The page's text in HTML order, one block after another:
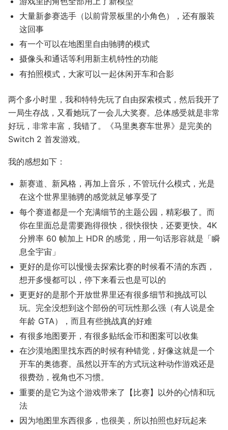
大量新参赛选手（以前背景板里的小角色），还有服装
这回事
有一个可以在地图里自由驰骋的模式
摄像头和通话等利用新主机特性的功能
有拍照模式，大家可以一起休闲开车和合影
两个多小时里，我和特特先玩了自由探索模式，然后我开了
一局生存战，又看她玩了一会儿大奖赛。总体感受就是非常
好玩，非常丰富，我错了。《马里奥赛车世界》是完美的
Switch 2 首发游戏。
我的感想如下：
新赛道、新风格，再加上音乐，不管玩什么模式，光是
在这个世界里驰骋的感觉就足够享受了
每个赛道都是一个充满细节的主题公园，精彩极了。而
你在里面总是需要跑得很快，很快很快，还要更快。4K
分辨率 60 帧加上 HDR 的感觉，用一句话形容就是「瞬
息全宇宙」
更好的是你可以慢慢去探索比赛的时候看不清的东西，
想开多慢都可以，停下来看云也是可以的
更更好的是那个开放世界里还有很多细节和挑战可以
玩。完全没想到这个部份的可玩性那么强（有人说是全
年龄 GTA），而且有些挑战真的好难
有很多地图要开，有很多贴纸金币和图案可以收集
在沙漠地图里找东西的时候有种错觉，好像这就是一个
开车的奥德赛。虽然以开车的方式玩这种动作游戏还是
很费劲，视角也不习惯。
重要的是它为这个游戏带来了【比赛】以外的心情和玩
法
因为地图里东西很多，也很美，所以拍照也好玩起来